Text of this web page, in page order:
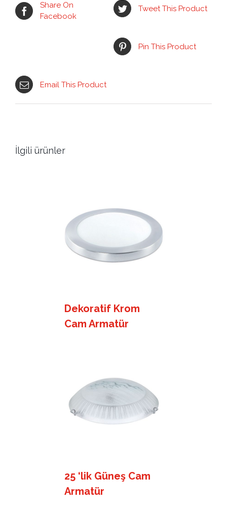
Share On
Facebook
Tweet This Product
Pin This Product
Email This Product
İlgili ürünler
Dekoratif Krom
Cam Armatür
25 ‘lik Güneş Cam
Armatür